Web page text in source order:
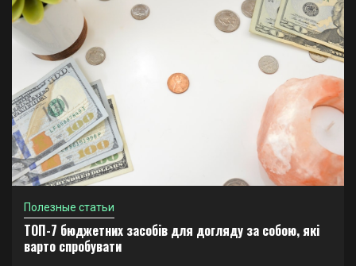
Полезные статьи
ТОП-7 бюджетних засобів для догляду за собою, які
варто спробувати